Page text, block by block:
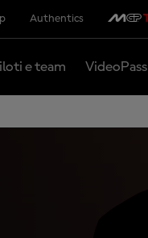
Authentics
e team VideoPass